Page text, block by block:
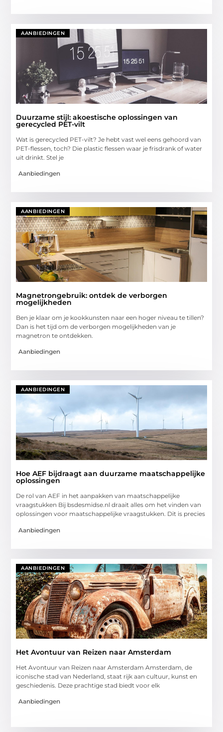
AANBIEDINGEN
Duurzame stijl: akoestische oplossingen van
gerecycled PET-vilt
Wat is gerecycled PET-vilt? Je hebt vast wel eens gehoord van
PET-flessen, toch? Die plastic flessen waar je frisdrank of water
uit drinkt. Stel je
Aanbiedingen
AANBIEDINGEN
Magnetrongebruik: ontdek de verborgen
mogelijkheden
Ben je klaar om je kookkunsten naar een hoger niveau te tillen?
Dan is het tijd om de verborgen mogelijkheden van je
magnetron te ontdekken.
Aanbiedingen
AANBIEDINGEN
Hoe AEF bijdraagt aan duurzame maatschappelijke
oplossingen
De rol van AEF in het aanpakken van maatschappelijke
vraagstukken Bij bsdesmidse.nl draait alles om het vinden van
oplossingen voor maatschappelijke vraagstukken. Dit is precies
Aanbiedingen
AANBIEDINGEN
Het Avontuur van Reizen naar Amsterdam
Het Avontuur van Reizen naar Amsterdam Amsterdam, de
iconische stad van Nederland, staat rijk aan cultuur, kunst en
geschiedenis. Deze prachtige stad biedt voor elk
Aanbiedingen